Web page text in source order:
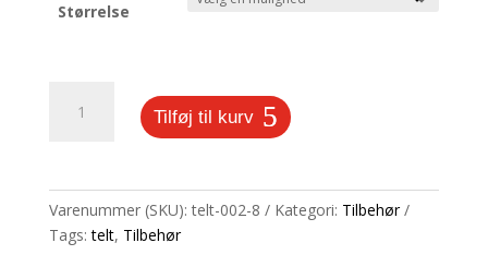
Størrelse
cube
telt
antal
Tilføj til kurv
Varenummer (SKU):telt-002-8 Kategori: Tilbehør
Tags:telt, Tilbehør